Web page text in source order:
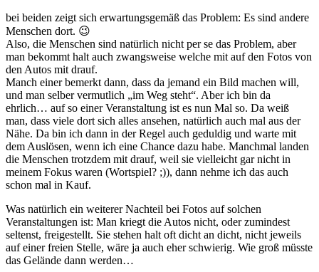
bei beiden zeigt sich erwartungsgemäß das Problem: Es sind andere
Menschen dort. 😉
Also, die Menschen sind natürlich nicht per se das Problem, aber
man bekommt halt auch zwangsweise welche mit auf den Fotos von
den Autos mit drauf.
Manch einer bemerkt dann, dass da jemand ein Bild machen will,
und man selber vermutlich „im Weg steht“. Aber ich bin da
ehrlich… auf so einer Veranstaltung ist es nun Mal so. Da weiß
man, dass viele dort sich alles ansehen, natürlich auch mal aus der
Nähe. Da bin ich dann in der Regel auch geduldig und warte mit
dem Auslösen, wenn ich eine Chance dazu habe. Manchmal landen
die Menschen trotzdem mit drauf, weil sie vielleicht gar nicht in
meinem Fokus waren (Wortspiel? ;)), dann nehme ich das auch
schon mal in Kauf.
Was natürlich ein weiterer Nachteil bei Fotos auf solchen
Veranstaltungen ist: Man kriegt die Autos nicht, oder zumindest
seltenst, freigestellt. Sie stehen halt oft dicht an dicht, nicht jeweils
auf einer freien Stelle, wäre ja auch eher schwierig. Wie groß müsste
das Gelände dann werden…